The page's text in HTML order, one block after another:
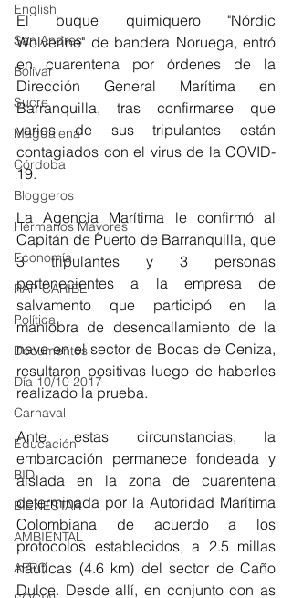
English
San Andres
Bolívar
Sucre
Magdalena
Córdoba
Bloggeros
Hermanos Mayores
Economía
RAP CARIBE
Política
Documentos
Día 10/10 2017
Carnaval
Educación
BID
BIENESTAR
AMBIENTAL
AFRO
El buque quimiquero "Nórdic
Wolverine" de bandera Noruega, entró
en cuarentena por órdenes de la
Dirección General Marítima en
Barranquilla, tras confirmarse que
varios de sus tripulantes están
contagiados con el virus de la COVID-
19.
La Agencia Marítima le confirmó al
Capitán de Puerto de Barranquilla, que
3 tripulantes y 3 personas
pertenecientes a la empresa de
salvamento que participó en la
maniobra de desencallamiento de la
nave en el sector de Bocas de Ceniza,
resultaron positivas luego de haberles
realizado la prueba.
Ante estas circunstancias, la
embarcación permanece fondeada y
aislada en la zona de cuarentena
determinada por la Autoridad Marítima
Colombiana de acuerdo a los
protocolos establecidos, a 2.5 millas
náuticas (4.6 km) del sector de Caño
Dulce. Desde allí, en conjunto con as